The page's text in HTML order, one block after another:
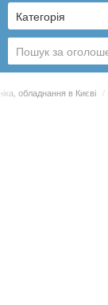
Категорія
обладнання в Києві /